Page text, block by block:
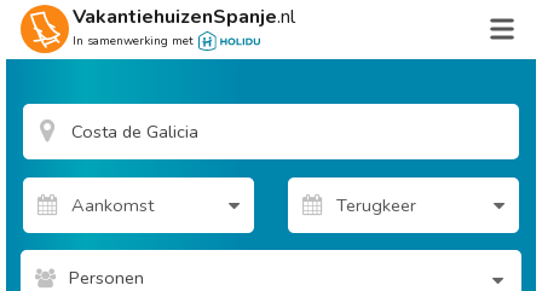
VakantiehuizenSpanje.nl
In samenwerking met
Personen